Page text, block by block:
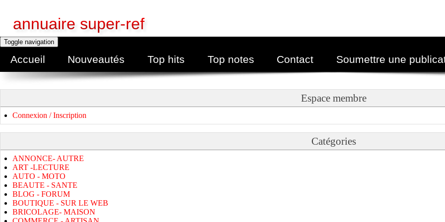
annuaire super-ref
Toggle navigation
Accueil Nouveautés Top hits Top notes Contact Soumettre une
Espace membre
Connexion / Inscription
Catégories
ANNONCE- AUTRE
ART -LECTURE
AUTO - MOTO
BEAUTE - SANTE
BLOG - FORUM
BOUTIQUE - SUR LE WEB
BRICOLAGE- MAISON